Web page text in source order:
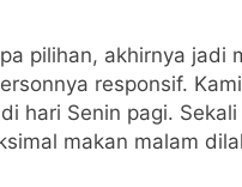
pilihan, akhirnya jadi
responsif.
hari Senin pagi.
makan malam